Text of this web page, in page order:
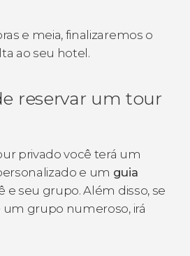
e meia, finalizaremos o
ao seu hotel.
reservar um tour
privado você terá um
e um guia
e seu grupo. Além disso, se
um grupo numeroso, irá